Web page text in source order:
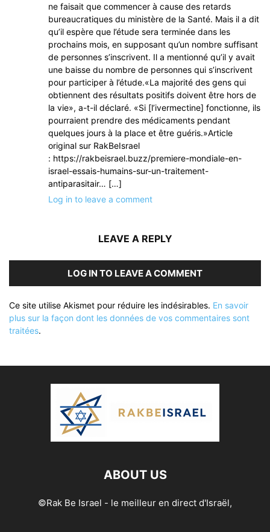
ne faisait que commencer à cause des retards
bureaucratiques du ministère de la Santé. Mais il a dit
qu’il espère que l’étude sera terminée dans les
prochains mois, en supposant qu’un nombre suffisant
de personnes s’inscrivent. Il a mentionné qu’il y avait
une baisse du nombre de personnes qui s’inscrivent
pour participer à l’étude.«La majorité des gens qui
obtiennent des résultats positifs doivent être hors de
la vie», a-t-il déclaré. «Si [l’ivermectine] fonctionne, ils
pourraient prendre des médicaments pendant
quelques jours à la place et être guéris.»Article
original sur RakBeIsrael
: https://rakbeisrael.buzz/premiere-mondiale-en-
israel-essais-humains-sur-un-traitement-
antiparasitair… […]
Log in to leave a comment
LEAVE A REPLY
LOG IN TO LEAVE A COMMENT
Ce site utilise Akismet pour réduire les indésirables. En savoir
plus sur la façon dont les données de vos commentaires sont
traitées.
ABOUT US
©Rak Be Israel - le meilleur en direct d'Israël,